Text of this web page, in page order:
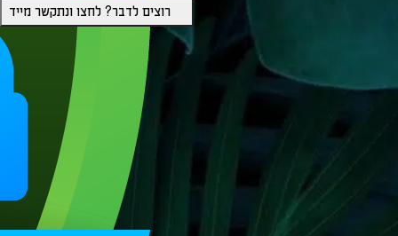
רוצים לדבר? לחצו ונתקשר מייד